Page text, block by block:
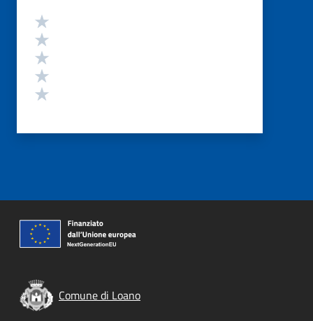
Valutazione
Comune di Loano